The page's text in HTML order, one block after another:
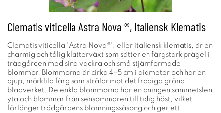
Clematis viticella Astra Nova ®, Italiensk Klematis
Clematis viticella 'Astra Nova®', eller italiensk klematis, är en
charmig och tålig klätterväxt som sätter en färgstark prägel i
trädgården med sina vackra och små stjärnformade
blommor. Blommorna är cirka 4–5 cm i diameter och har en
djup, mörklila färg som strålar mot det frodiga gröna
bladverket. De enkla blommorna har en aningen sammetslen
yta och blommar från sensommaren till tidig höst, vilket
förlänger trädgårdens blomningssäsong och ger ett